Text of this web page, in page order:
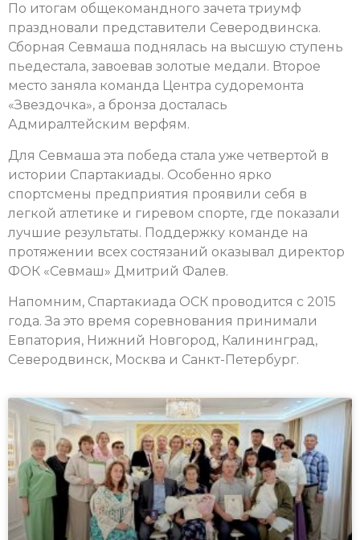
По итогам общекомандного зачета триумф
праздновали представители Северодвинска.
Сборная Севмаша поднялась на высшую ступень
пьедестала, завоевав золотые медали. Второе
место заняла команда Центра судоремонта
«Звездочка», а бронза досталась
Адмиралтейским верфям.
Для Севмаша эта победа стала уже четвертой в
истории Спартакиады. Особенно ярко
спортсмены предприятия проявили себя в
легкой атлетике и гиревом спорте, где показали
лучшие результаты. Поддержку команде на
протяжении всех состязаний оказывал директор
ФОК «Севмаш» Дмитрий Фалев.
Напомним, Спартакиада ОСК проводится с 2015
года. За это время соревнования принимали
Евпатория, Нижний Новгород, Калининград,
Северодвинск, Москва и Санкт-Петербург.